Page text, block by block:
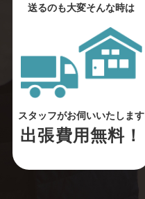
送るのも大変そんな時は
スタッフがお伺いいたします
出張費用無料！